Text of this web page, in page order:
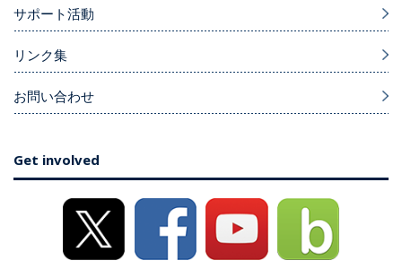
サポート活動
リンク集
お問い合わせ
Get involved